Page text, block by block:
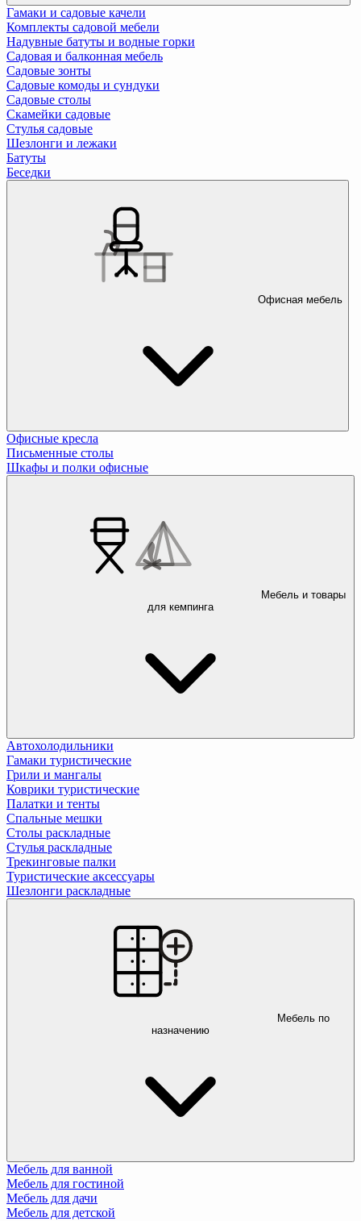
Гамаки и садовые качели
Комплекты садовой мебели
Надувные батуты и водные горки
Садовая и балконная мебель
Садовые зонты
Садовые комоды и сундуки
Садовые столы
Скамейки садовые
Стулья садовые
Шезлонги и лежаки
Батуты
Беседки
Офисная мебель
Офисные кресла
Письменные столы
Шкафы и полки офисные
Мебель и товары
для кемпинга
Автохолодильники
Гамаки туристические
Грили и мангалы
Коврики туристические
Палатки и тенты
Спальные мешки
Столы раскладные
Стулья раскладные
Трекинговые палки
Туристические аксессуары
Шезлонги раскладные
Мебель по
назначению
Мебель для ванной
Мебель для гостиной
Мебель для дачи
Мебель для детской